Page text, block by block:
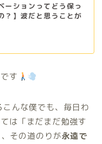
ーションってどう保っ
？】波だと思うことが
す
んな僕でも、毎日わ
は「まだまだ勉強す
、その道のりが永遠で